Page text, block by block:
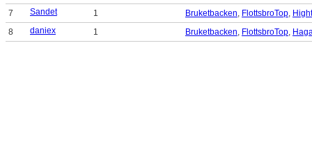
7
Sandet 1 Bruketbacken, FlottsbroTop,
8
daniex 1 Bruketbacken, FlottsbroTop,